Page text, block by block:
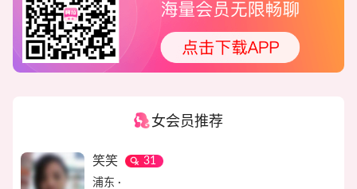
女会员推荐
笑笑
31
浦东 ·